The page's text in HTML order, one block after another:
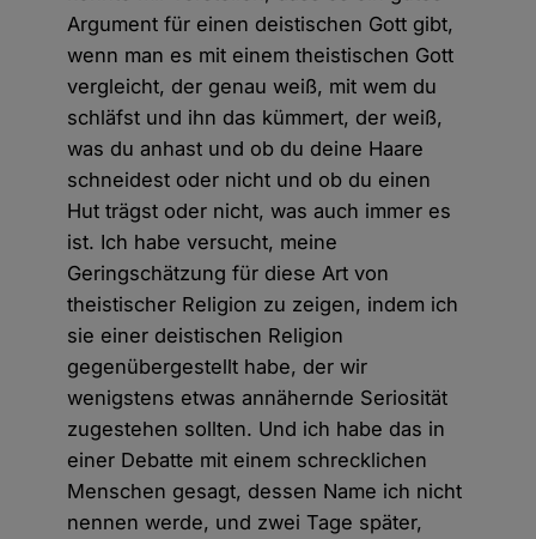
Argument für einen deistischen Gott gibt,
wenn man es mit einem theistischen Gott
vergleicht, der genau weiß, mit wem du
schläfst und ihn das kümmert, der weiß,
was du anhast und ob du deine Haare
schneidest oder nicht und ob du einen
Hut trägst oder nicht, was auch immer es
ist. Ich habe versucht, meine
Geringschätzung für diese Art von
theistischer Religion zu zeigen, indem ich
sie einer deistischen Religion
gegenübergestellt habe, der wir
wenigstens etwas annähernde Seriosität
zugestehen sollten. Und ich habe das in
einer Debatte mit einem schrecklichen
Menschen gesagt, dessen Name ich nicht
nennen werde, und zwei Tage später,